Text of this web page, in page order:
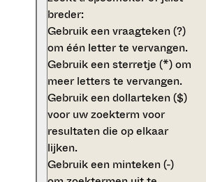
breder:
Gebruik eenvraagteken (?)
om één letter te vervangen.
Gebruik eensterretje (*)om
meer letters te vervangen.
Gebruik eendollarteken ($)
voor uw zoekterm voor
resultaten die op elkaar
lijken.
Gebruik een minteken (-)